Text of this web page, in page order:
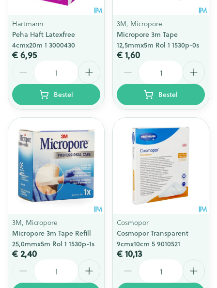
Hartmann
Peha Haft Latexfree
4cmx20m 1 3000430
€ 6,95
Bestel
3M, Micropore
Micropore 3m Tape
12,5mmx5m Rol 1 1530p-0s
€ 1,60
Bestel
3M, Micropore
Micropore 3m Tape Refill
25,0mmx5m Rol 1 1530p-1s
€ 2,40
Cosmopor
Cosmopor Transparent
9cmx10cm 5 9010521
€ 10,13